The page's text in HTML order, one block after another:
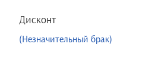
Дисконт
(Незначительный брак)